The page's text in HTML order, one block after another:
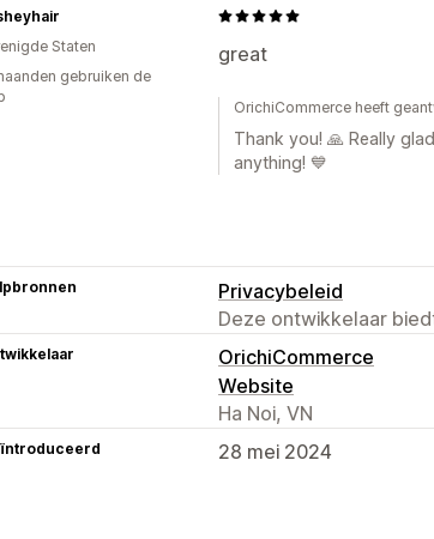
great
Staten
gebruiken de
OrichiCommerce heeft
Thank you! 🙏 Really
anything! 💙
Privacybeleid
Deze ontwikkelaar
OrichiCommerce
Website
Ha Noi, VN
28 mei 2024